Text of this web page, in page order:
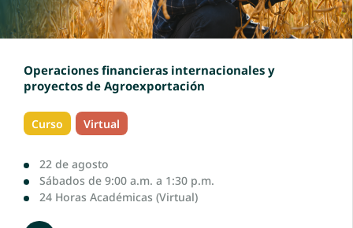
Operaciones financieras internacionales y
proyectos de Agroexportación
Curso Virtual
22 de agosto
Sábados de 9:00 a.m. a 1:30 p.m.
24 Horas Académicas (Virtual)